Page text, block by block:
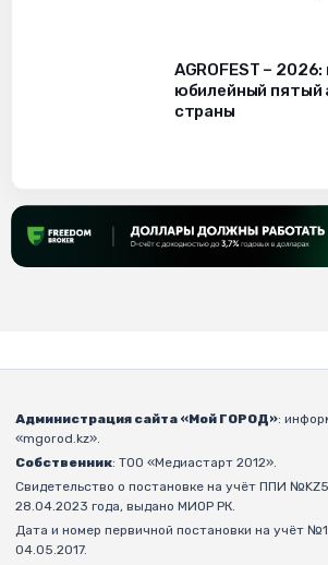
AGROFEST –
юбилейный пятый
страны
Администрация сайта «Мой ГОРОД»:
«mgorod.kz».
Собственник: ТОО «Медиастарт 2012».
Свидетельство о постановке на учёт ППИ
28.04.2023 года, выдано МИОР РК.
Дата и номер первичной постановки на учёт
04.05.2017.